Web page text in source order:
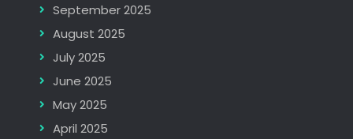
September 2025
August 2025
July 2025
June 2025
May 2025
April 2025